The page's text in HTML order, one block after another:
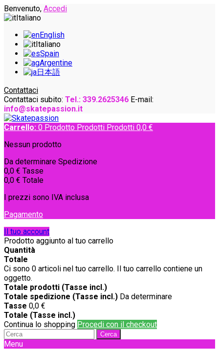
Benvenuto, Accedi
Italiano
English
Italiano
Spain
Argentine
日本語
Contattaci
Contattaci subito: Tel.: 339.2625346 E-mail:
info@skatepassion.it
Carrello: 0 Prodotto Prodotti Prodotti 0,0 €
Nessun prodotto
Da determinare Spedizione
0,0 € Tasse
0,0 € Totale
I prezzi sono IVA inclusa
Pagamento
Il tuo account
Prodotto aggiunto al tuo carrello
Quantità
Totale
Ci sono 0 articoli nel tuo carrello. Il tuo carrello contiene un
oggetto.
Totale prodotti (Tasse incl.)
Totale spedizione (Tasse incl.) Da determinare
Tasse 0,0 €
Totale (Tasse incl.)
Continua lo shopping Procedi con il checkout
Cerca
Menu